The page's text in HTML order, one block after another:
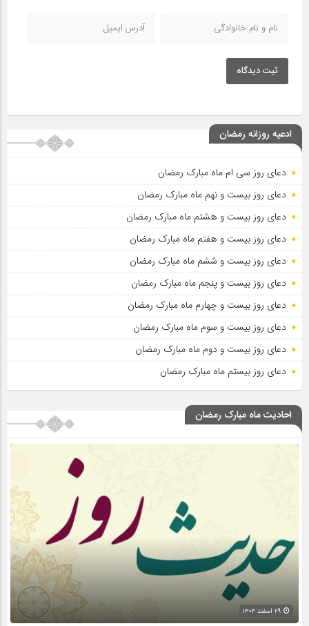
ثبت دیدگاه
ادعیه روزانه رمضان
دعای روز سی ام ماه مبارک رمضان
دعای روز بیست و نهم ماه مبارک رمضان
دعای روز بیست و هشتم ماه مبارک رمضان
دعای روز بیست و هفتم ماه مبارک رمضان
دعای روز بیست و ششم ماه مبارک رمضان
دعای روز بیست و پنجم ماه مبارک رمضان
دعای روز بیست و چهارم ماه مبارک رمضان
دعای روز بیست و سوم ماه مبارک رمضان
دعای روز بیست و دوم ماه مبارک رمضان
دعای روز بیستم ماه مبارک رمضان
احادیث ماه مبارک رمضان